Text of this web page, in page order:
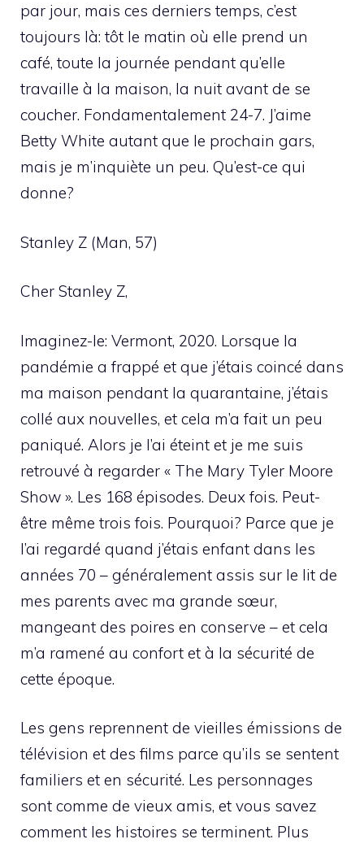
par jour, mais ces derniers temps, c’est
toujours là: tôt le matin où elle prend un
café, toute la journée pendant qu’elle
travaille à la maison, la nuit avant de se
coucher. Fondamentalement 24-7. J’aime
Betty White autant que le prochain gars,
mais je m’inquiète un peu. Qu’est-ce qui
donne?
Stanley Z (Man, 57)
Cher Stanley Z,
Imaginez-le: Vermont, 2020. Lorsque la
pandémie a frappé et que j’étais coincé dans
ma maison pendant la quarantaine, j’étais
collé aux nouvelles, et cela m’a fait un peu
paniqué. Alors je l’ai éteint et je me suis
retrouvé à regarder « The Mary Tyler Moore
Show ». Les 168 épisodes. Deux fois. Peut-
être même trois fois. Pourquoi? Parce que je
l’ai regardé quand j’étais enfant dans les
années 70 – généralement assis sur le lit de
mes parents avec ma grande sœur,
mangeant des poires en conserve – et cela
m’a ramené au confort et à la sécurité de
cette époque.
Les gens reprennent de vieilles émissions de
télévision et des films parce qu’ils se sentent
familiers et en sécurité. Les personnages
sont comme de vieux amis, et vous savez
comment les histoires se terminent. Plus